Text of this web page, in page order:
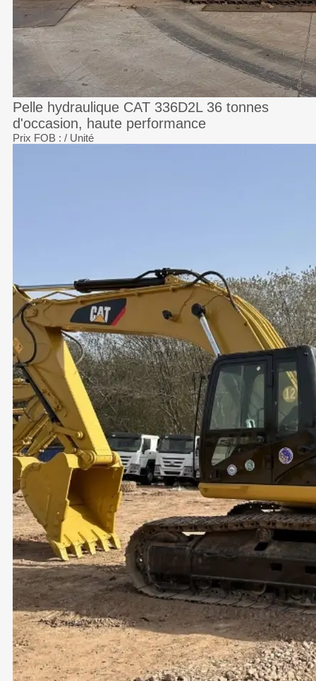
Pelle hydraulique CAT 336D2L 36 tonnes
d'occasion, haute performance
Prix FOB : / Unité